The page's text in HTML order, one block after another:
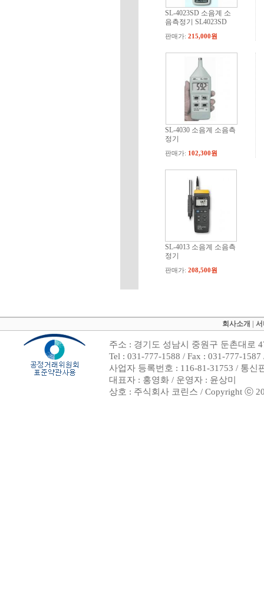
SL-4023SD 소음계 소
음측정기 SL4023SD
판매가:215,000원
SL-4030 소음계 소음측
정기
판매가: 102,300원
SL-4013 소음계 소음측
정기
판매가: 208,500원
회사소개
주소 : 경기도 성남시 중원구 둔촌대로
Tel : 031-777-1588 / Fax : 031-777-
사업자 등록번호 : 116-81-31753 / 통신
대표자 : 홍영화 / 운영자 : 윤상미
상호 : 주식회사 코린스 / Copyright ⓒ